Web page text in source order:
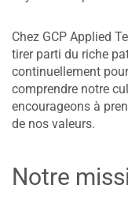
Chez GCP Applied
tirer parti du riche
continuellement
comprendre notre
encourageons à
de nos valeurs.
Notre